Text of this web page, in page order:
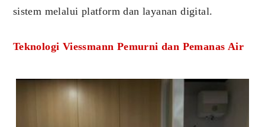
sistem melalui platform dan layanan digital.
Teknologi Viessmann Pemurni dan Pemanas Air